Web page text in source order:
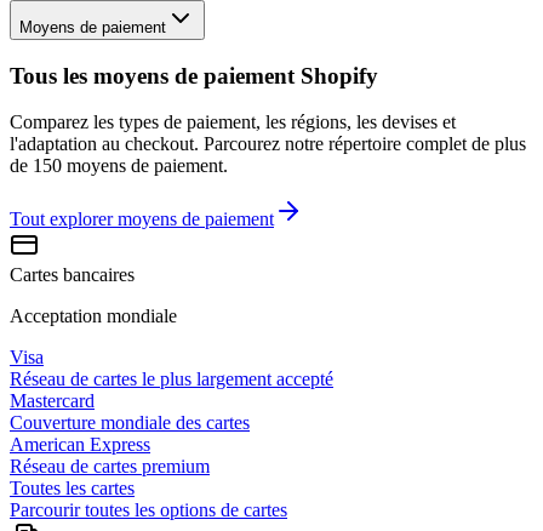
Moyens de paiement
Tous les moyens de paiement Shopify
Comparez les types de paiement, les régions, les devises et
l'adaptation au checkout. Parcourez notre répertoire complet de plus
de 150 moyens de paiement.
Tout explorer moyens de paiement
Cartes bancaires
Acceptation mondiale
Visa
Réseau de cartes le plus largement accepté
Mastercard
Couverture mondiale des cartes
American Express
Réseau de cartes premium
Toutes les cartes
Parcourir toutes les options de cartes